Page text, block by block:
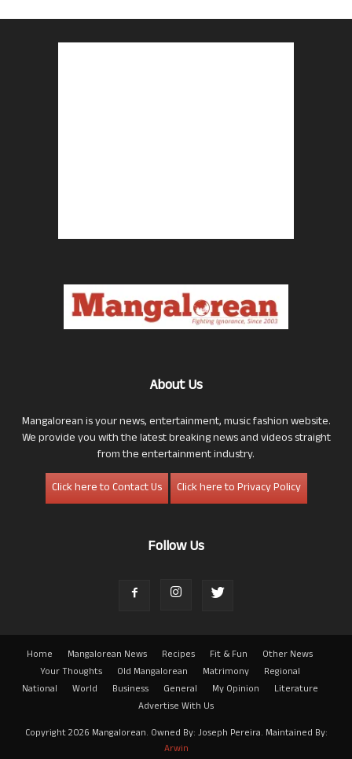
About Us
Mangalorean is your news, entertainment, music fashion website.
We provide you with the latest breaking news and videos straight
from the entertainment industry.
Click here to Contact Us
Click here to Privacy Policy
Follow Us
Home Mangalorean News Recipes Fit & Fun
Other News
Your Thoughts
Old Mangalorean Matrimony
Regional
National
World Business General My Opinion
Literature
Advertise With Us
Copyright 2026 Mangalorean. Owned By: Joseph Pereira. Maintained By:
Arwin